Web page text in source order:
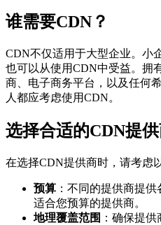
谁需要CDN？
CDN不仅适用于大型企业。小
也可以从使用CDN中受益。拥
商、电子商务平台，以及任何
人都应考虑使用CDN。
选择合适的CDN提
在选择CDN提供商时，请考虑
预算 ：不同的提供商提
适合您预算的提供商。
地理覆盖范围 ：确保提